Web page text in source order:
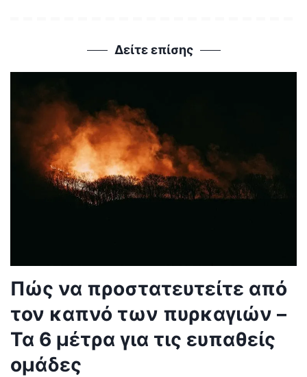
Δείτε επίσης
Πώς να προστατευτείτε από
τον καπνό των πυρκαγιών –
Τα 6 μέτρα για τις ευπαθείς
ομάδες